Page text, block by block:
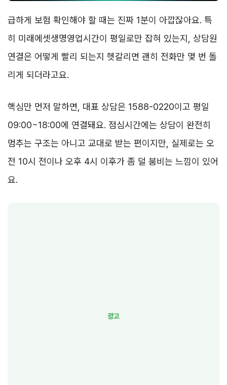
급하게 보험 확인해야 할 때는 진짜 1분이 아깝잖아요. 특
히 미래에셋생명영업시간이 평일로만 잡혀 있는지, 상담원
연결은 어떻게 빨리 되는지 헷갈리면 괜히 전화만 몇 번 돌
리게 되더라고요.
핵심만 먼저 말하면, 대표 상담은 1588-0220이고 평일
09:00~18:00에 연결돼요. 점심시간에는 상담이 완전히
멈추는 구조는 아니고 교대로 받는 편이지만, 실제로는 오
전 10시 전이나 오후 4시 이후가 좀 덜 붐비는 느낌이 있어
요.